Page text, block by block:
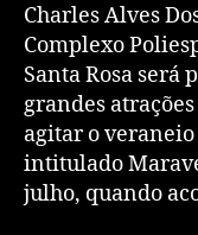
Charles Alves
Complexo
Santa Rosa será
grandes
agitar o
intitulado
julho, quando